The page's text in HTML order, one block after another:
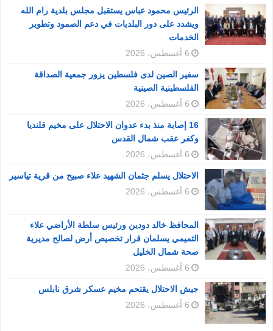
الرئيس محمود عباس يستقبل مجلس بلدية رام الله
ويشدد على دور البلديات في دعم الصمود وتطوير
الخدمات
6 أغسطس، 2026
سفير الصين لدى فلسطين يزور جمعية الصداقة
الفلسطينية الصينية
6 أغسطس، 2026
16 إصابة منذ بدء عدوان الاحتلال على مخيم قلنديا
وكفر عقب شمال القدس
6 أغسطس، 2026
الاحتلال يسلم جثمان الشهيد علاء صبيح من قرية تياسير
6 أغسطس، 2026
المحافظ خالد دودين ورئيس سلطة الأراضي علاء
التميمي يسلمان قرار تخصيص أرض لصالح مديرية
صحة شمال الخليل
6 أغسطس، 2026
جيش الاحتلال يقتحم مخيم عسكر شرق نابلس
6 أغسطس، 2026